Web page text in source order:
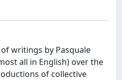
writings by Pasquale
all in English) over the
of collective